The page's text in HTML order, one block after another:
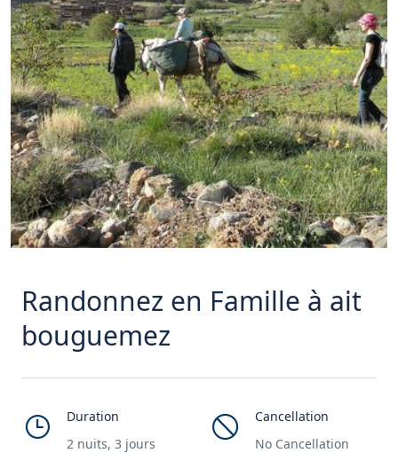
Randonnez en Famille à ait
bouguemez
Duration
2 nuits, 3 jours
Cancellation
No Cancellation